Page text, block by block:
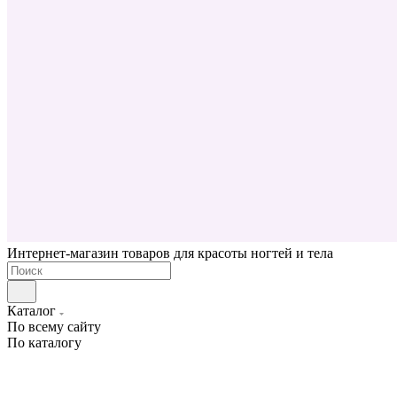
Интернет-магазин товаров для красоты ногтей и тела
Каталог
По всему сайту
По каталогу